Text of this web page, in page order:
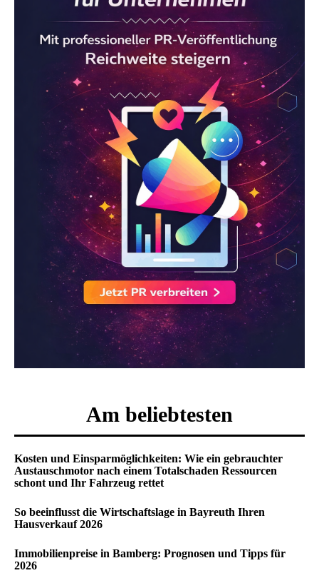
Am beliebtesten
Kosten und Einsparmöglichkeiten: Wie ein gebrauchter
Austauschmotor nach einem Totalschaden Ressourcen
schont und Ihr Fahrzeug rettet
So beeinflusst die Wirtschaftslage in Bayreuth Ihren
Hausverkauf 2026
Immobilienpreise in Bamberg: Prognosen und Tipps für
2026